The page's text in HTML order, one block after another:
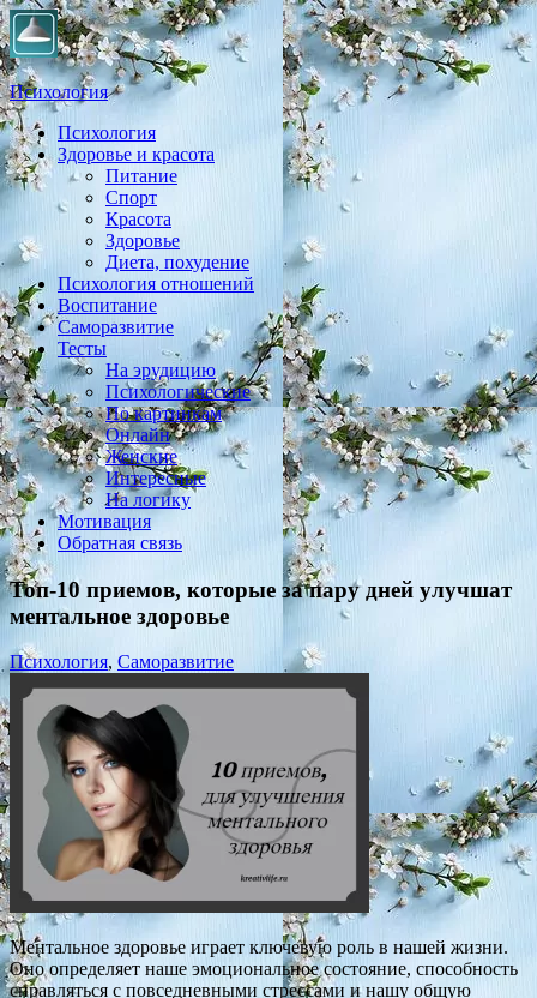
Психология
Практическая психология, личностный рост, экология,
здоровье, воспитание,
Психология
Здоровье и красота
Питание
Спорт
Красота
Здоровье
Диета, похудение
Психология отношений
Воспитание
Саморазвитие
Тесты
На эрудицию
Психологические
По картинкам
Онлайн
Женские
Интересные
На логику
Мотивация
Обратная связь
Топ-10 приемов, которые за пару дней улучшат
ментальное здоровье
Психология, Саморазвитие
Ментальное здоровье играет ключевую роль в нашей жизни.
Оно определяет наше эмоциональное состояние, способность
справляться с повседневными стрессами и нашу общую